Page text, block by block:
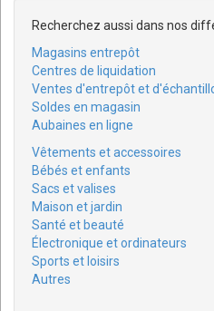
Recherchez aussi dans nos
Magasins entrepôt
Centres de liquidation
Ventes d'entrepôt et
Soldes en magasin
Aubaines en ligne
Vêtements et accessoires
Bébés et enfants
Sacs et valises
Maison et jardin
Santé et beauté
Électronique et ordinateurs
Sports et loisirs
Autres